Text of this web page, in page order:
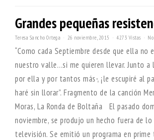
Grandes pequeñas
Teresa Sancho Ortega 26 noviembre, 2015 4273 Vistas
“Como cada Septiembre desde que ella no
nuestro valle…si me quieren llevar. Junto a
por ella y por tantos más-, ¡le escupiré al
haré sin llorar”. Fragmento de la canción
Moras, La Ronda de Boltaña El pasado
noviembre, se produjo un hecho fuera de lo
televisión. Se emitió un programa en prime